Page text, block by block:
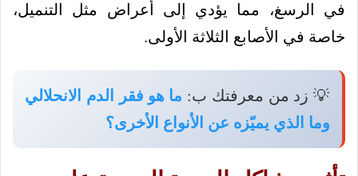
في الرسغ، مما يؤدي إلى أعراض مثل التنميل،
خاصة في الأصابع الثلاثة الأولى.
💡 زد من معرفتك ب: ما هو فقر الدم الانحلالي
وما الذي يميّزه عن الأنواع الأخرى؟